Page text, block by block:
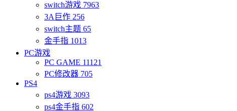
switch游戏 7963
3A巨作 256
switch主题 65
金手指 1013
PC游戏
PC GAME 11121
PC修改器 705
PS4
ps4游戏 3093
ps4金手指 602